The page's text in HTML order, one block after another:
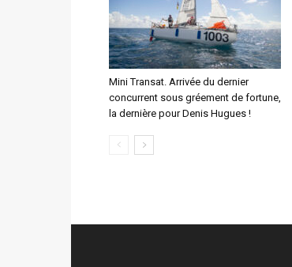
Mini Transat. Arrivée du dernier
concurrent sous gréement de fortune,
la dernière pour Denis Hugues !